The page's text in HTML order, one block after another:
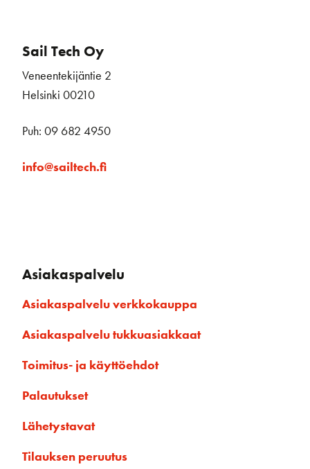
Sail Tech Oy
Veneentekijäntie 2
Helsinki 00210
Puh: 09 682 4950
info@sailtech.fi
Asiakaspalvelu
Asiakaspalvelu verkkokauppa
Asiakaspalvelu tukkuasiakkaat
Toimitus- ja käyttöehdot
Palautukset
Lähetystavat
Tilauksen peruutus